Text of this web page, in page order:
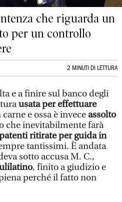
che riguarda un
per un controllo
2 MINUTI DI LETTURA
e a finire sul banco degli
usata per effettuare
e ossa è invece assolto
che inevitabilmente farà
ritirate per guida in
tantissimi. È andata
sotto accusa M. C.,
, finito a giudizio e
perché il fatto non